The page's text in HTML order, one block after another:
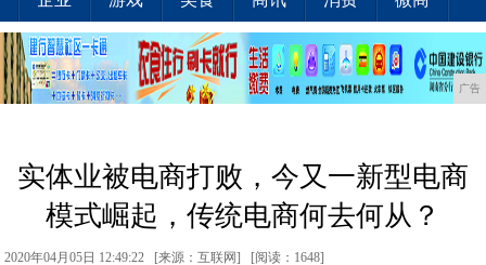
广告
实体业被电商打败，今又一新型电商
模式崛起，传统电商何去何从？
2020年04月05日 12:49:22 [来源：互联网] [阅读：1648]